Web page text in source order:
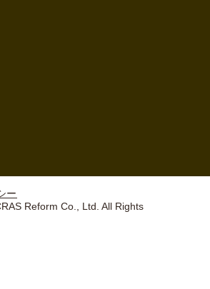
ー
Reform Co., Ltd. All Rights